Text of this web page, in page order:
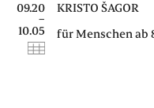
09.20
–
10.05
KRISTO ŠAGOR
für Menschen ab